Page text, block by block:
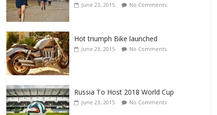
June 23, 2015 No Comments
Hot triumph Bike launched
June 23, 2015 No Comments
Russia To Host 2018 World Cup
June 23, 2015 No Comments